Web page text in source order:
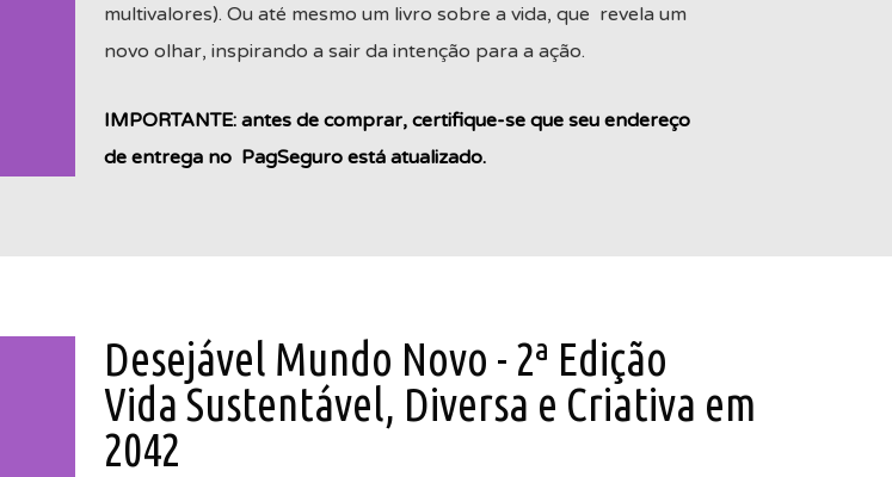
multivalores). Ou até mesmo um livro sobre a vida, que revela um
novo olhar, inspirando a sair da intenção para a ação.
IMPORTANTE: antes de comprar, certifique-se que seu endereço
de entrega no PagSeguro está atualizado.
Desejável Mundo Novo - 2ª Edição
Vida Sustentável, Diversa e Criativa em
2042